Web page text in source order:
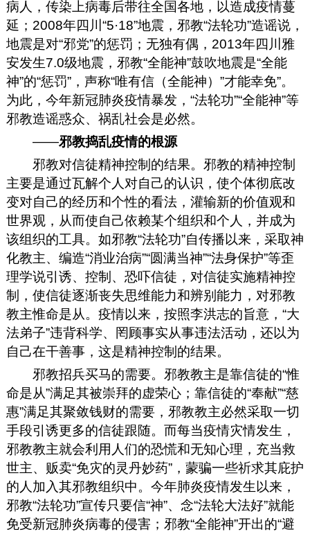
病人，传染上病毒后带往全国各地，以造成疫情蔓
延；2008年四川“5·18”地震，邪教“法轮功”造谣说，
地震是对“邪党”的惩罚；无独有偶，2013年四川雅
安发生7.0级地震，邪教“全能神”鼓吹地震是“全能
神”的“惩罚”，声称“唯有信（全能神）”才能幸免”。
为此，今年新冠肺炎疫情暴发，“法轮功”“全能神”等
邪教造谣惑众、祸乱社会是必然。
——邪教捣乱疫情的根源
邪教对信徒精神控制的结果。邪教的精神控制
主要是通过瓦解个人对自己的认识，使个体彻底改
变对自己的经历和个性的看法，灌输新的价值观和
世界观，从而使自己依赖某个组织和个人，并成为
该组织的工具。如邪教“法轮功”自传播以来，采取神
化教主、编造“消业治病”“圆满当神”“法身保护”等歪
理学说引诱、控制、恐吓信徒，对信徒实施精神控
制，使信徒逐渐丧失思维能力和辨别能力，对邪教
教主惟命是从。疫情以来，按照李洪志的旨意，“大
法弟子”违背科学、罔顾事实从事违法活动，还以为
自己在干善事，这是精神控制的结果。
邪教招兵买马的需要。邪教教主是靠信徒的“惟
命是从”满足其被崇拜的虚荣心；靠信徒的“奉献”“慈
惠”满足其聚敛钱财的需要，邪教教主必然采取一切
手段引诱更多的信徒跟随。而每当疫情灾情发生，
邪教教主就会利用人们的恐慌和无知心理，充当救
世主、贩卖“免灾的灵丹妙药”，蒙骗一些祈求其庇护
的人加入其邪教组织中。今年肺炎疫情发生以来，
邪教“法轮功”宣传只要信“神”、念“法轮大法好”就能
免受新冠肺炎病毒的侵害；邪教“全能神”开出的“避